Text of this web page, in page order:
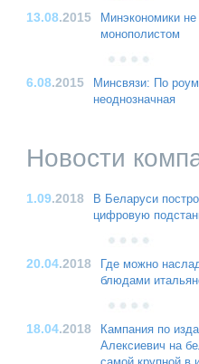
13.08.2015
Минэкономики
монополистом
6.08.2015
Минсвязи: По
неоднозначная
Новости
1.09.2018
В Беларуси
цифровую
20.04.2018
Где можно
блюдами
18.04.2018
Кампания по
Алексиевич на